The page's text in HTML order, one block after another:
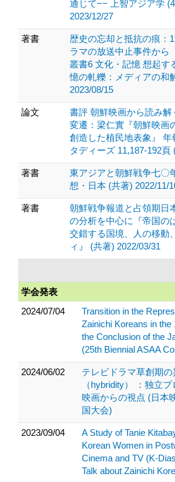
通じて−− 上智アジア学
2023/12/27
著書
歴史の忘却と抵抗の痕：
ラマの放送中止事件から
叢書6 文化・記憶 想起す
憶の軋轢：メディアの和
2023/08/15
論文
書評 朝鮮映画から読み
変遷：梁仁實『朝鮮映画
創造した植民地表象』 年
タディーズ 11,187-192頁
著書
東アジアと朝鮮戦争七〇
想・日本 (共著) 2022/11/
著書
朝鮮戦争報道と占領期日
の分析を中心に『帝国の
交錯する国境、人の移動
ィ』 (共著) 2022/03/31
学会発表
2024/07/04
Transition in the
Zainichi Koreans in
the Conclusion of the
(25th Biennial ASAA
2024/06/02
テレビドラマ草創期の
（hybridity） ：独立
映画からの視点 (日本
国大会)
2023/09/04
A Study of Tanie
Korean Women in
Cinema and TV (K-
Talk about Zainichi